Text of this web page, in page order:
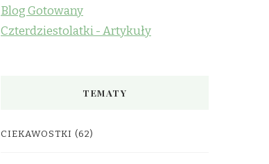
Blog Gotowany
Czterdziestolatki - Artykuły
TEMATY
CIEKAWOSTKI (62)